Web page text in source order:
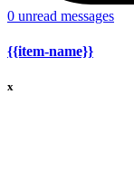
0 unread messages
{{item-name}}
x